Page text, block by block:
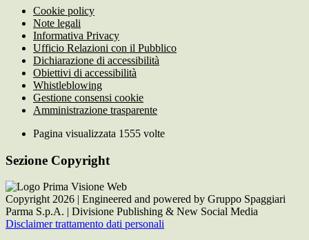
Cookie policy
Note legali
Informativa Privacy
Ufficio Relazioni con il Pubblico
Dichiarazione di accessibilità
Obiettivi di accessibilità
Whistleblowing
Gestione consensi cookie
Amministrazione trasparente
Pagina visualizzata 1555 volte
Sezione Copyright
Copyright 2026 | Engineered and powered by Gruppo Spaggiari
Parma S.p.A. | Divisione Publishing & New Social Media
Disclaimer trattamento dati personali